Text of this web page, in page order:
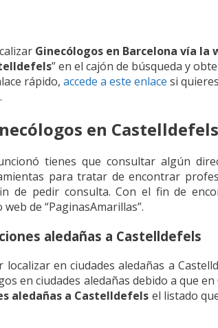
Ginecólogos en Barcelona vía la
” en el cajón de búsqueda y
rápido, accede a este enlace si
en
tienes que consultar algún
para tratar de encontrar
de pedir consulta. Con el fin de
de “PaginasAmarillas”.
aledañas a Castelldefels
en ciudades aledañas a
en ciudades aledañas debido a que
aledañas a Castelldefels el listado